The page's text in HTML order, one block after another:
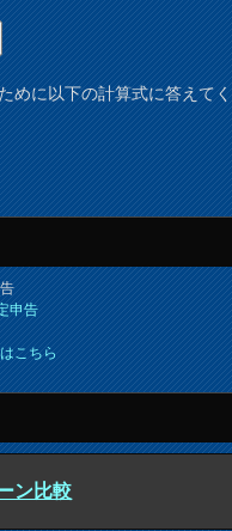
めに以下の計算式に答えて
申告
こちら
ン比較